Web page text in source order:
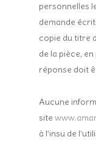
personnelles
demande
copie du titre
de la pièce,
réponse doit
Aucune
site
à l’insu de